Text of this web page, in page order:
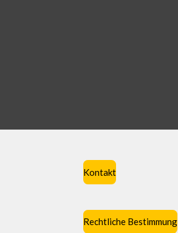
Kontakt
Rechtliche Bestimmung